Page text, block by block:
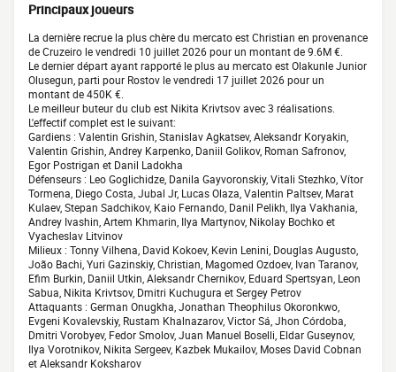
Principaux joueurs
La dernière recrue la plus chère du mercato est Christian en provenance
de Cruzeiro le vendredi 10 juillet 2026 pour un montant de 9.6M €.
Le dernier départ ayant rapporté le plus au mercato est Olakunle Junior
Olusegun, parti pour Rostov le vendredi 17 juillet 2026 pour un
montant de 450K €.
Le meilleur buteur du club est Nikita Krivtsov avec 3 réalisations.
L'effectif complet est le suivant:
Gardiens : Valentin Grishin, Stanislav Agkatsev, Aleksandr Koryakin,
Valentin Grishin, Andrey Karpenko, Daniil Golikov, Roman Safronov,
Egor Postrigan et Danil Ladokha
Défenseurs : Leo Goglichidze, Danila Gayvoronskiy, Vitali Stezhko, Vítor
Tormena, Diego Costa, Jubal Jr, Lucas Olaza, Valentin Paltsev, Marat
Kulaev, Stepan Sadchikov, Kaio Fernando, Danil Pelikh, Ilya Vakhania,
Andrey Ivashin, Artem Khmarin, Ilya Martynov, Nikolay Bochko et
Vyacheslav Litvinov
Milieux : Tonny Vilhena, David Kokoev, Kevin Lenini, Douglas Augusto,
João Bachi, Yuri Gazinskiy, Christian, Magomed Ozdoev, Ivan Taranov,
Efim Burkin, Daniil Utkin, Aleksandr Chernikov, Eduard Spertsyan, Leon
Sabua, Nikita Krivtsov, Dmitri Kuchugura et Sergey Petrov
Attaquants : German Onugkha, Jonathan Theophilus Okoronkwo,
Evgeni Kovalevskiy, Rustam Khalnazarov, Victor Sá, Jhon Córdoba,
Dmitri Vorobyev, Fedor Smolov, Juan Manuel Boselli, Eldar Guseynov,
Ilya Vorotnikov, Nikita Sergeev, Kazbek Mukailov, Moses David Cobnan
et Aleksandr Koksharov